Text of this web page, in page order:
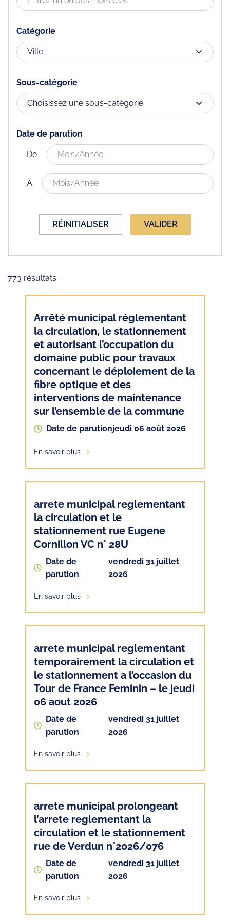
Catégorie
Sous-catégorie
Date de parution
De
À
RÉINITIALISER VALIDER
Liste des ressources
773 résultats
Arrêté municipal réglementant
la circulation, le stationnement
et autorisant l’occupation du
domaine public pour travaux
concernant le déploiement de la
fibre optique et des
interventions de maintenance
sur l’ensemble de la commune
Date de parutionjeudi 06 août 2026
En savoir plus
arrete municipal reglementant
la circulation et le
stationnement rue Eugene
Cornillon VC n° 28U
Date de
parution
vendredi 31 juillet
2026
En savoir plus
arrete municipal reglementant
temporairement la circulation et
le stationnement a l’occasion du
Tour de France Feminin – le jeudi
06 aout 2026
Date de
parution
vendredi 31 juillet
2026
En savoir plus
arrete municipal prolongeant
l’arrete reglementant la
circulation et le stationnement
rue de Verdun n°2026/076
Date de
parution
vendredi 31 juillet
2026
En savoir plus